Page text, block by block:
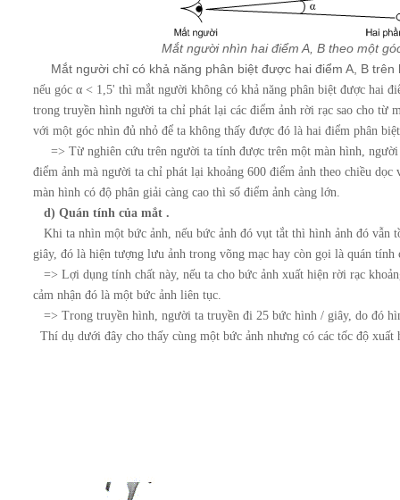
Mắt người nhìn hai điểm A, B theo một
Mắt người chỉ có khả năng phân biệt được hai điểm A, B
nếu góc α < 1,5' thì mắt người không có khả năng phân biệt được hai
trong truyền hình người ta chỉ phát lại các điểm ảnh rời rạc sao cho từ
với một góc nhìn đủ nhỏ để ta không thấy được đó là hai điểm phân
=> Từ nghiên cứu trên người ta tính được trên một màn hình, người
điểm ảnh mà người ta chỉ phát lại khoảng 600 điểm ảnh theo chiều dọc
màn hình có độ phân giải càng cao thì số điểm ảnh càng lớn.
d) Quán tính của mắt .
Khi ta nhìn một bức ảnh, nếu bức ảnh đó vụt tắt thì hình ảnh đó vẫn
giây, đó là hiện tượng lưu ảnh trong võng mạc hay còn gọi là quán tính
=> Lợi dụng tính chất này, nếu ta cho bức ảnh xuất hiện rời rạc
cảm nhận đó là một bức ảnh liên tục.
=> Trong truyền hình, người ta truyền đi 25 bức hình / giây, do đó
Thí dụ dưới đây cho thấy cùng một bức ảnh nhưng có các tốc độ xuất